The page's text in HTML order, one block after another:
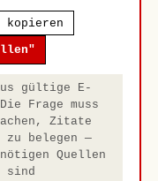
kopieren
gültige E-
Frage muss
Zitate
zu belegen —
Quellen
sind